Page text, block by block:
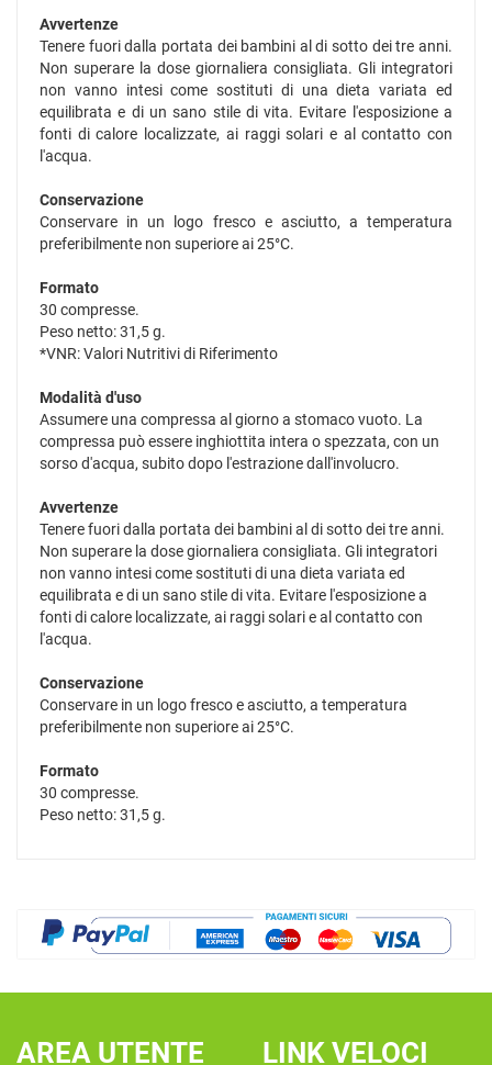
Avvertenze
Tenere fuori dalla portata dei bambini al di sotto dei tre anni.
Non superare la dose giornaliera consigliata. Gli integratori
non vanno intesi come sostituti di una dieta variata ed
equilibrata e di un sano stile di vita. Evitare l'esposizione a
fonti di calore localizzate, ai raggi solari e al contatto con
l'acqua.
Conservazione
Conservare in un logo fresco e asciutto, a temperatura
preferibilmente non superiore ai 25°C.
Formato
30 compresse.
Peso netto: 31,5 g.
*VNR: Valori Nutritivi di Riferimento
Modalità d'uso
Assumere una compressa al giorno a stomaco vuoto. La
compressa può essere inghiottita intera o spezzata, con un
sorso d'acqua, subito dopo l'estrazione dall'involucro.
Avvertenze
Tenere fuori dalla portata dei bambini al di sotto dei tre anni.
Non superare la dose giornaliera consigliata. Gli integratori
non vanno intesi come sostituti di una dieta variata ed
equilibrata e di un sano stile di vita. Evitare l'esposizione a
fonti di calore localizzate, ai raggi solari e al contatto con
l'acqua.
Conservazione
Conservare in un logo fresco e asciutto, a temperatura
preferibilmente non superiore ai 25°C.
Formato
30 compresse.
Peso netto: 31,5 g.
AREA UTENTE LINK VELOCI